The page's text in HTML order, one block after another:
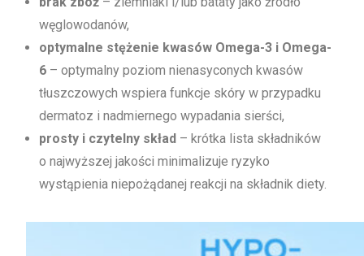
węglowodanów, ​
optymalne stężenie kwasów Omega-3 i Omega-
6​ – optymalny poziom nienasyconych kwasów
tłuszczowych wspiera funkcje skóry w przypadku
dermatoz i nadmiernego wypadania sierści​,
prosty i czytelny skład​ – krótka lista składników
o najwyższej jakości minimalizuje ryzyko
wystąpienia niepożądanej reakcji na składnik diety.